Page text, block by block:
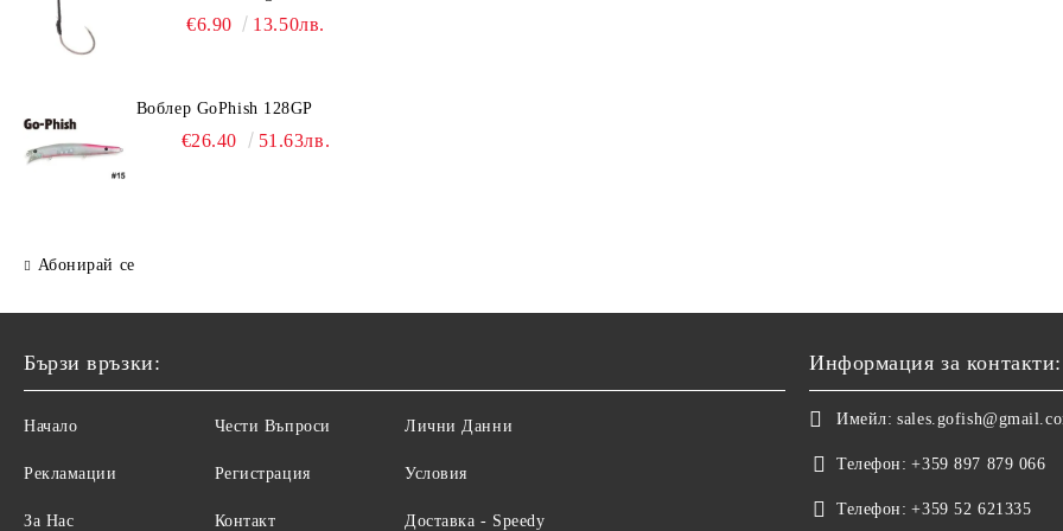
€6.90 13.50лв.
Воблер GoPhish 128GP
€26.40 51.63лв.
Абонирай се
Бързи връзки:
Начало
Рекламации
За Нас
Чести Въпроси
Регистрация
Контакт
Лични Данни
Условия
Доставка - Speedy
Информация за контакти:
Имейл:
Телефон: +359 897 879 066
Телефон: +359 52 621335